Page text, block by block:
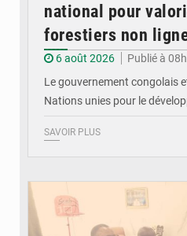
national pour
forestiers non
6 août 2026
Publié à
Le gouvernement congolais
Nations unies pour le
SAVOIR PLUS